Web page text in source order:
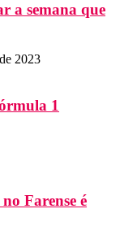
a semana que
2023
1
Farense é